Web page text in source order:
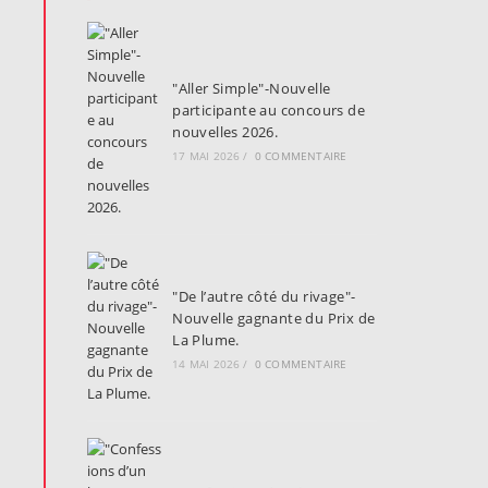
"Aller Simple"-Nouvelle
participante au concours de
nouvelles 2026.
17 MAI 2026 / 0 COMMENTAIRE
"De l’autre côté du rivage"-
Nouvelle gagnante du Prix de
La Plume.
14 MAI 2026 / 0 COMMENTAIRE